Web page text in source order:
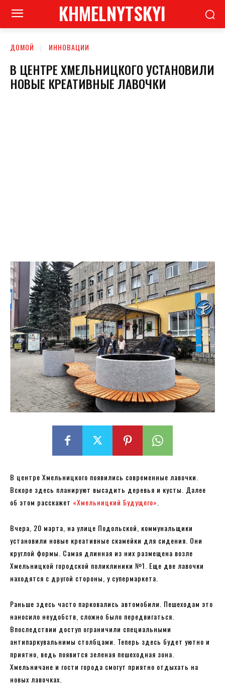
KHMELNYTSKYI
ДОМОЙ ИННОВАЦИИ
В ЦЕНТРЕ ХМЕЛЬНИЦКОГО УСТАНОВИЛИ
НОВЫЕ КРЕАТИВНЫЕ ЛАВОЧКИ
В центре Хмельницкого появились современные лавочки.
Вскоре здесь планируют высадить деревья и кусты. Далее
об этом расскажет «Хмельницкий Будущего»
Вчера, 20 марта, на улице Подольской, коммунальщики
установили новые креативные скамейки для сидения. Они
круглой формы. Самая длинная из них размещена возле
Хмельницкой городской поликлиники №1. Еще две лавочки
находятся с другой стороны, у супермаркета.
Раньше здесь часто парковались автомобили. Пешеходам это
наносило неудобств, сложно было передвигаться.
Впоследствии доступ ограничили специальными
антипаркувальнимы столбцами. Теперь здесь будет уютно и
приятно, ведь появится зеленая пешеходная зона.
Хмельничане и гости города смогут приятно отдыхать на
новых лавочках.